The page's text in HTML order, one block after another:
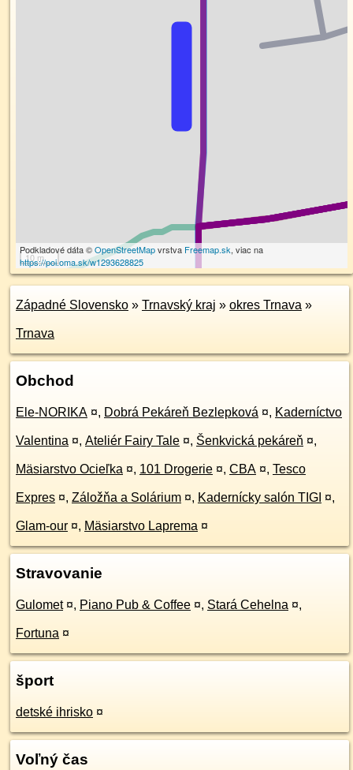
10 m
Podkladové dáta ©OpenStreetMapvrstva Freemap.sk, viac na
https://poi.oma.sk/w1293628825
Západné Slovensko » Trnavský kraj » okres Trnava »
Trnava
Obchod
Ele-NORIKA ¤, Dobrá Pekáreň Bezlepková ¤, Kaderníctvo
Valentina ¤, Ateliér Fairy Tale ¤, Šenkvická pekáreň ¤,
Mäsiarstvo Ocieľka ¤, 101 Drogerie ¤, CBA ¤, Tesco
Expres ¤, Záložňa a Solárium ¤, Kadernícky salón TIGI ¤,
Glam-our ¤, Mäsiarstvo Laprema ¤
Stravovanie
Gulomet ¤, Piano Pub & Coffee ¤, Stará Cehelna ¤,
Fortuna ¤
šport
detské ihrisko ¤
Voľný čas